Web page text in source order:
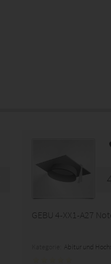
GEBU 4-XX1-A27
Abitur und